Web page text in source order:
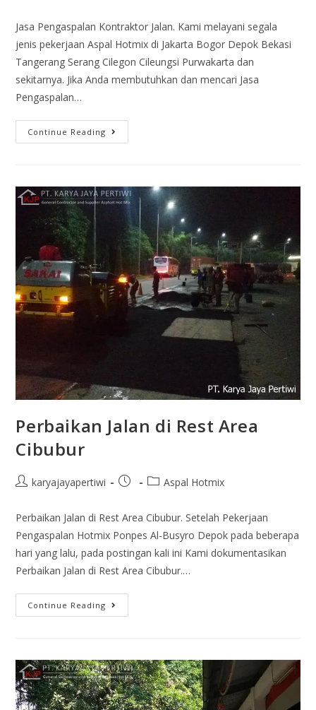
Jasa Pengaspalan Kontraktor Jalan. Kami melayani segala
jenis pekerjaan Aspal Hotmix di Jakarta Bogor Depok Bekasi
Tangerang Serang Cilegon Cileungsi Purwakarta dan
sekitarnya. Jika Anda membutuhkan dan mencari Jasa
Pengaspalan…
Continue Reading
Perbaikan Jalan di Rest Area
Cibubur
karyajayapertiwi Aspal Hotmix
Perbaikan Jalan di Rest Area Cibubur. Setelah Pekerjaan
Pengaspalan Hotmix Ponpes Al-Busyro Depok pada beberapa
hari yang lalu, pada postingan kali ini Kami dokumentasikan
Perbaikan Jalan di Rest Area Cibubur.…
Continue Reading